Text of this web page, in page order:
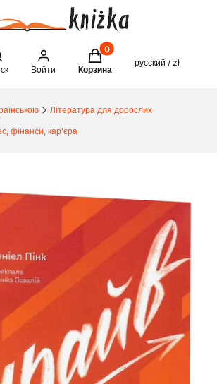
search engine
Войти
Товары в корзине: 0.
Корзина
русский / zł
Література для дорослих
фінанси, кар'єра